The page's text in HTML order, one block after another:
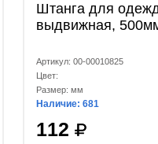
Штанга для
выдвижная,
Артикул: 00-00010825
Цвет:
Размер: мм
Наличие: 681
112